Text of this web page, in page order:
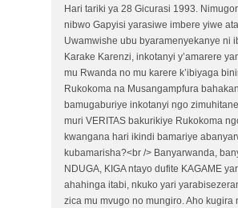
Hari tariki ya 28 Gicurasi 1993.
nibwo Gapyisi yarasiwe imbere yiwe
Uwamwishe ubu byaramenyekanye ni
Karake Karenzi, inkotanyi y’amarere
mu Rwanda no mu karere k’ibiyaga
Rukokoma na Musangampfura
bamugaburiye inkotanyi ngo
muri VERITAS bakurikiye Rukokoma
kwangana hari ikindi bamariye
kubamarisha?<br /> Banyarwanda,
NDUGA, KIGA ntayo dufite KAGAME
ahahinga itabi, nkuko yari
zica mu mvugo no mungiro. Aho kugira